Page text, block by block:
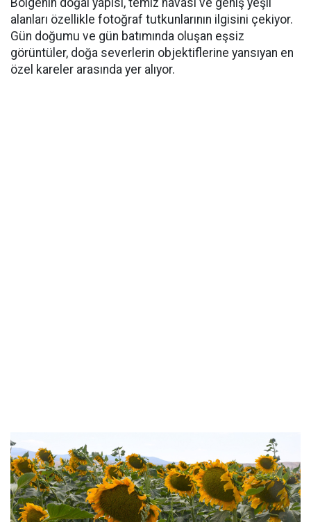
alanları özellikle fotoğraf tutkunlarının ilgisini çekiyor.
Gün doğumu ve gün batımında oluşan eşsiz
görüntüler, doğa severlerin objektiflerine yansıyan en
özel kareler arasında yer alıyor.